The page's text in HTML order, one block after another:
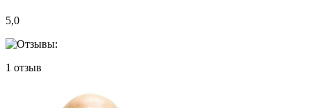
5,0
1 отзыв